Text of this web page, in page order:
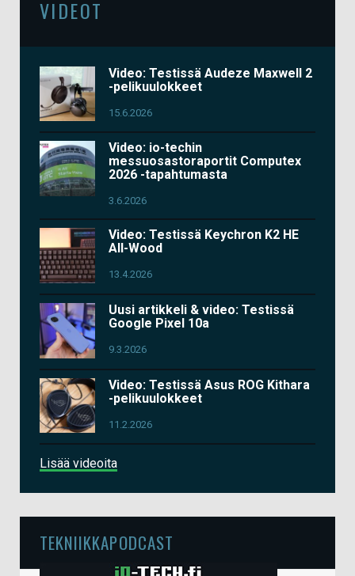
VIDEOT
Video: Testissä Audeze Maxwell 2
-pelikuulokkeet
15.6.2026
Video: io-techin
messuosastoraportit Computex
2026 -tapahtumasta
3.6.2026
Video: Testissä Keychron K2 HE
All-Wood
13.4.2026
Uusi artikkeli & video: Testissä
Google Pixel 10a
9.3.2026
Video: Testissä Asus ROG Kithara
-pelikuulokkeet
11.2.2026
Lisää videoita
TEKNIIKKAPODCAST